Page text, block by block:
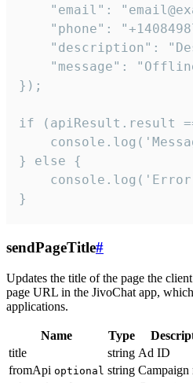
"email":
"phone":
"description":
"message":
});
if (apiResult.result
} else {
}
sendPageTitle#
Updates the title of the page the
page URL in the JivoChat app,
applications.
Name Type
title
string Ad ID
fromApi optional string Campaign